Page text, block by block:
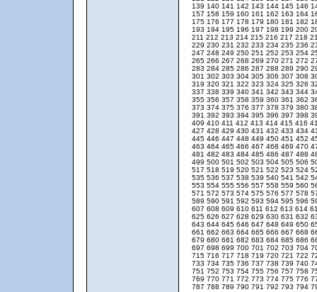
139 140 141 142 143 144 145 146
157 158 159 160 161 162 163 164
175 176 177 178 179 180 181 182
193 194 195 196 197 198 199 200
211 212 213 214 215 216 217 218
229 230 231 232 233 234 235 236
247 248 249 250 251 252 253 254
265 266 267 268 269 270 271 272
283 284 285 286 287 288 289 290
301 302 303 304 305 306 307 308
319 320 321 322 323 324 325 326
337 338 339 340 341 342 343 344
355 356 357 358 359 360 361 362
373 374 375 376 377 378 379 380
391 392 393 394 395 396 397 398
409 410 411 412 413 414 415 416
427 428 429 430 431 432 433 434
445 446 447 448 449 450 451 452
463 464 465 466 467 468 469 470
481 482 483 484 485 486 487 488
499 500 501 502 503 504 505 506
517 518 519 520 521 522 523 524
535 536 537 538 539 540 541 542
553 554 555 556 557 558 559 560
571 572 573 574 575 576 577 578
589 590 591 592 593 594 595 596
607 608 609 610 611 612 613 614
625 626 627 628 629 630 631 632
643 644 645 646 647 648 649 650
661 662 663 664 665 666 667 668
679 680 681 682 683 684 685 686
697 698 699 700 701 702 703 704
715 716 717 718 719 720 721 722
733 734 735 736 737 738 739 740
751 752 753 754 755 756 757 758
769 770 771 772 773 774 775 776
787 788 789 790 791 792 793 794